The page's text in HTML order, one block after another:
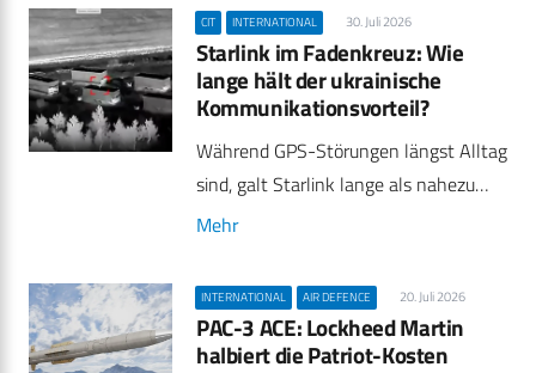
CIT INTERNATIONAL 30. Juli 2026
Starlink im Fadenkreuz: Wie
lange hält der ukrainische
Kommunikationsvorteil?
Während GPS-Störungen längst Alltag
sind, galt Starlink lange als nahezu…
Mehr
INTERNATIONAL AIR DEFENCE 20. Juli 2026
PAC-3 ACE: Lockheed Martin
halbiert die Patriot-Kosten